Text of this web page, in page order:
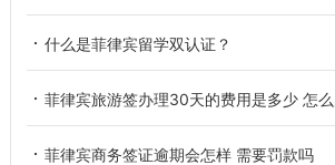
什么是菲律宾留学双认证？
菲律宾旅游签办理30天的费用是多少 怎
菲律宾商务签证逾期会怎样 需要罚款吗